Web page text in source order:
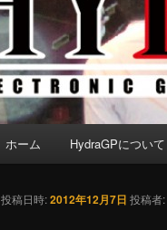
ホーム HydraGPについて
投稿日時:2012年12月7日 投稿者: